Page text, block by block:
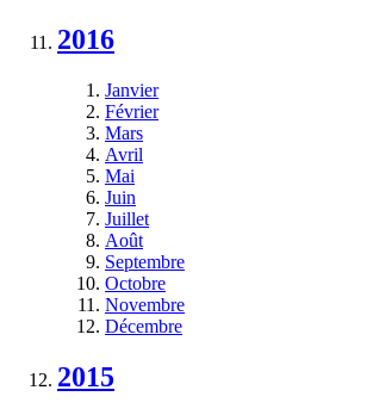
2016
Janvier
Février
Mars
Avril
Mai
Juin
Juillet
Août
Septembre
Octobre
Novembre
Décembre
2015